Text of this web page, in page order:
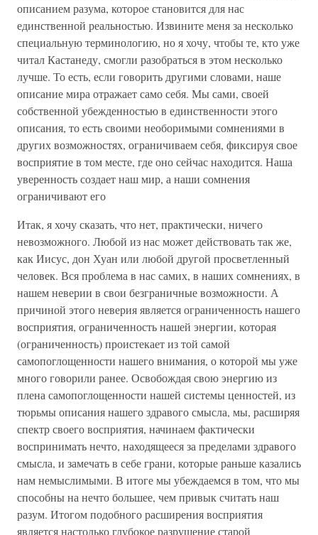
описанием разума, которое становится для нас
единственной реальностью. Извините меня за несколько
специальную терминологию, но я хочу, чтобы те, кто уже
читал Кастанеду, смогли разобраться в этом несколько
лучше. То есть, если говорить другими словами, наше
описание мира отражает само себя. Мы сами, своей
собственной убежденностью в единственности этого
описания, то есть своими необоримыми сомнениями в
других возможностях, ограничиваем себя, фиксируя свое
восприятие в том месте, где оно сейчас находится. Наша
уверенность создает наш мир, а наши сомнения
ограничивают его
Итак, я хочу сказать, что нет, практически, ничего
невозможного. Любой из нас может действовать так же,
как Иисус, дон Хуан или любой другой просветленный
человек. Вся проблема в нас самих, в наших сомнениях, в
нашем неверии в свои безграничные возможности. А
причиной этого неверия является ограниченность нашего
восприятия, ограниченность нашей энергии, которая
(ограниченность) проистекает из той самой
самопоглощенности нашего внимания, о которой мы уже
много говорили ранее. Освобождая свою энергию из
плена самопоглощенности нашей системы ценностей, из
тюрьмы описания нашего здравого смысла, мы, расширяя
спектр своего восприятия, начинаем фактически
воспринимать нечто, находящееся за пределами здравого
смысла, и замечать в себе грани, которые раньше казались
нам немыслимыми. В итоге мы убеждаемся в том, что мы
способны на нечто большее, чем привык считать наш
разум. Итогом подобного расширения восприятия
является настолько глубокое разрушение старой